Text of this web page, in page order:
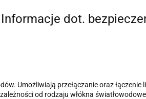
Informacje dot.
Umożliwiają przełączanie oraz
od rodzaju włókna